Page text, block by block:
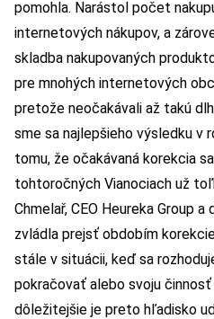
pomohla. Narástol počet
internetových nákupov, a
skladba nakupovaných
pre mnohých internetových
pretože neočakávali až takú
sme sa najlepšieho výsledku v
tomu, že očakávaná korekcia
tohtoročných Vianociach už
Chmelař, CEO Heureka Group
zvládla prejsť obdobím
stále v situácii, keď sa
pokračovať alebo svoju
dôležitejšie je preto hľadisko